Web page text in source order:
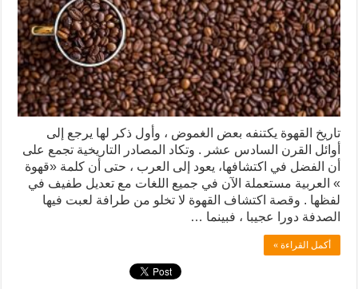
تاريخ القهوة يكتنفه بعض الغموض ، وأول ذكر لها يرجع إلى
أوائل القرن السادس عشر . وتكاد المصادر التاريخية تجمع على
أن الفضل في اكتشافها، يعود إلى العرب ، حتى أن كلمة «قهوة
» العربية مستعملة الآن في جميع اللغات مع تعديل طفيف في
لفظها . وقصة اكتشاف القهوة لا تخلو من طرافة لعبت فيها
الصدفة دورا عجيبا ، فبينما …
أكمل القراءة »